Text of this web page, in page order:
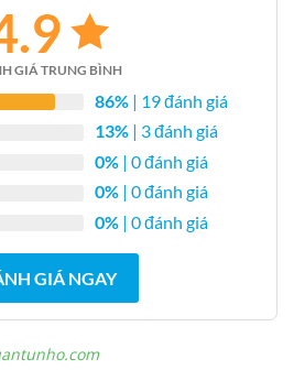
GIÁ TRUNG BÌNH
86% | 19 đánh giá
13% | 3 đánh giá
0% | 0 đánh giá
0% | 0 đánh giá
0% | 0 đánh giá
GIÁ NGAY